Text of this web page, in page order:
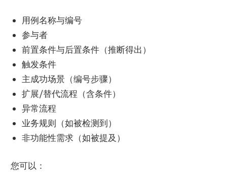
用例名称与编号
参与者
前置条件与后置条件（推断得出）
触发条件
主成功场景（编号步骤）
扩展/替代流程（含条件）
异常流程
业务规则（如被检测到）
非功能性需求（如被提及）
您可以：